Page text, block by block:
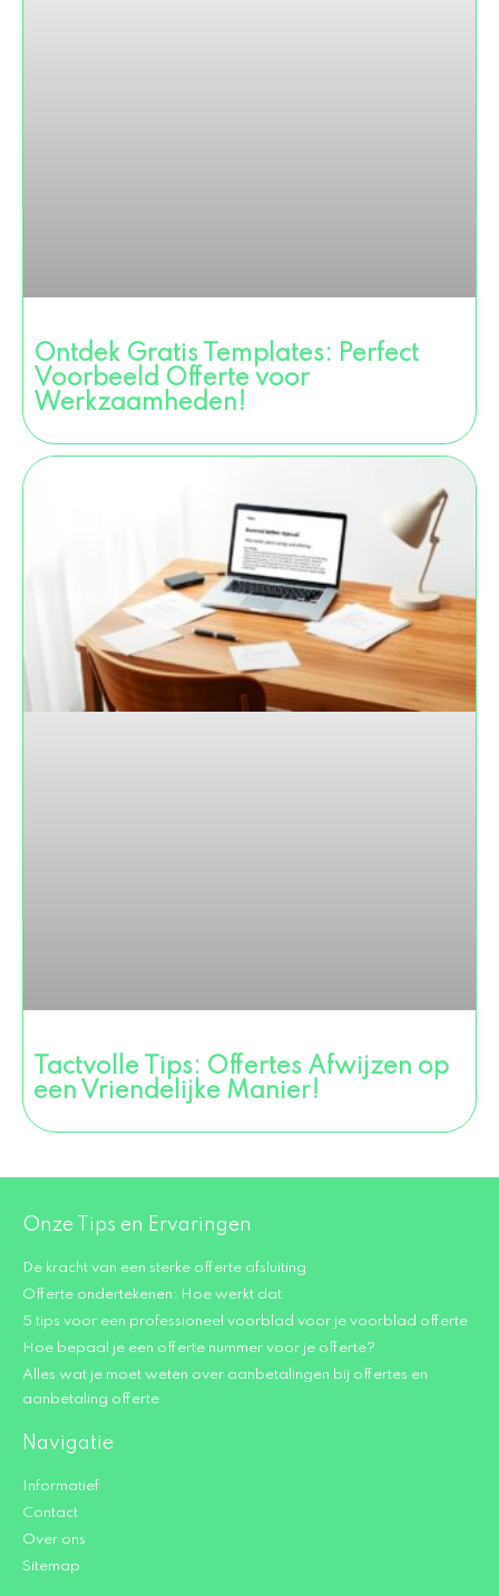
Ontdek Gratis Templates: Perfect
Voorbeeld Offerte voor
Werkzaamheden!
Tactvolle Tips: Offertes Afwijzen op
een Vriendelijke Manier!
Onze Tips en Ervaringen
De kracht van een sterke offerte afsluiting
Offerte ondertekenen: Hoe werkt dat
5 tips voor een professioneel voorblad voor je voorblad offerte
Hoe bepaal je een offerte nummer voor je offerte?
Alles wat je moet weten over aanbetalingen bij offertes en
aanbetaling offerte
Navigatie
Informatief
Contact
Over ons
Sitemap